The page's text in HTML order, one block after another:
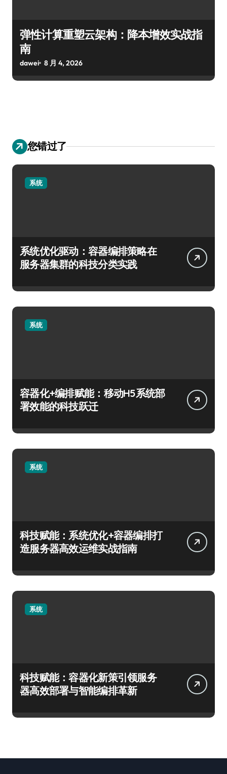
弹性计算重塑云架构：降本增效实战指
南
dawei 8 月 4, 2026
您错过了
系统
系统优化驱动：容器编排策略在
服务器集群的科技分类实践
系统
容器化+编排赋能：移动H5系统部
署效能的科技跃迁
系统
科技赋能：系统优化+容器编排打
造服务器高效运维实战指南
系统
科技赋能：容器化新策引领服务
器高效部署与智能编排革新